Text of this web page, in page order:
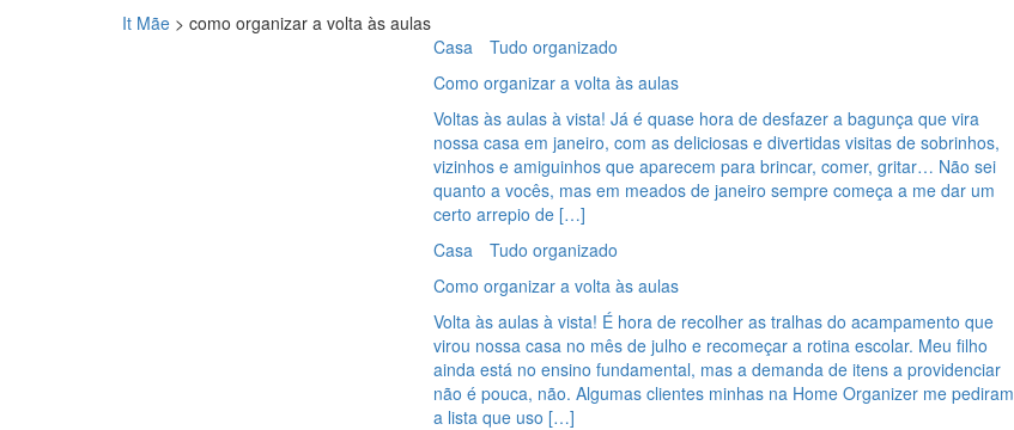
It Mãe > como organizar a volta às aulas
Casa
Tudo organizado
Como organizar a volta às aulas
Voltas às aulas à vista! Já é quase hora de desfazer a bagunça que vira
nossa casa em janeiro, com as deliciosas e divertidas visitas de sobrinhos,
vizinhos e amiguinhos que aparecem para brincar, comer, gritar… Não sei
quanto a vocês, mas em meados de janeiro sempre começa a me dar um
certo arrepio de […]
Casa
Tudo organizado
Como organizar a volta às aulas
Volta às aulas à vista! É hora de recolher as tralhas do acampamento que
virou nossa casa no mês de julho e recomeçar a rotina escolar. Meu filho
ainda está no ensino fundamental, mas a demanda de itens a providenciar
não é pouca, não. Algumas clientes minhas na Home Organizer me pediram
a lista que uso […]